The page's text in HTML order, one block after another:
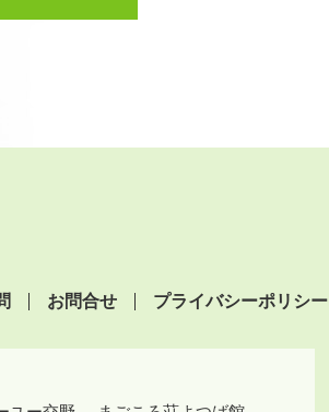
お問合せ プライバシーポリシー